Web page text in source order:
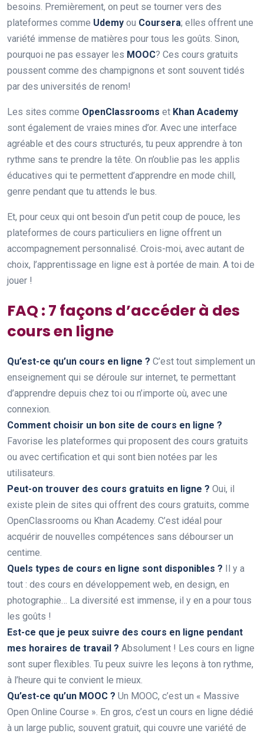
besoins. Premièrement, on peut se tourner vers des
plateformes comme Udemy ou Coursera; elles offrent une
variété immense de matières pour tous les goûts. Sinon,
pourquoi ne pas essayer les MOOC? Ces cours gratuits
poussent comme des champignons et sont souvent tidés
par des universités de renom!
Les sites comme OpenClassrooms et Khan Academy
sont également de vraies mines d’or. Avec une interface
agréable et des cours structurés, tu peux apprendre à ton
rythme sans te prendre la tête. On n’oublie pas les applis
éducatives qui te permettent d’apprendre en mode chill,
genre pendant que tu attends le bus.
Et, pour ceux qui ont besoin d’un petit coup de pouce, les
plateformes de cours particuliers en ligne offrent un
accompagnement personnalisé. Crois-moi, avec autant de
choix, l’apprentissage en ligne est à portée de main. A toi de
jouer !
FAQ : 7 façons d’accéder à des
cours en ligne
Qu’est-ce qu’un cours en ligne ? C’est tout simplement un
enseignement qui se déroule sur internet, te permettant
d’apprendre depuis chez toi ou n’importe où, avec une
connexion.
Comment choisir un bon site de cours en ligne ?
Favorise les plateformes qui proposent des cours gratuits
ou avec certification et qui sont bien notées par les
utilisateurs.
Peut-on trouver des cours gratuits en ligne ? Oui, il
existe plein de sites qui offrent des cours gratuits, comme
OpenClassrooms ou Khan Academy. C’est idéal pour
acquérir de nouvelles compétences sans débourser un
centime.
Quels types de cours en ligne sont disponibles ? Il y a
tout : des cours en développement web, en design, en
photographie… La diversité est immense, il y en a pour tous
les goûts !
Est-ce que je peux suivre des cours en ligne pendant
mes horaires de travail ? Absolument ! Les cours en ligne
sont super flexibles. Tu peux suivre les leçons à ton rythme,
à l’heure qui te convient le mieux.
Qu’est-ce qu’un MOOC ? Un MOOC, c’est un « Massive
Open Online Course ». En gros, c’est un cours en ligne dédié
à un large public, souvent gratuit, qui couvre une variété de